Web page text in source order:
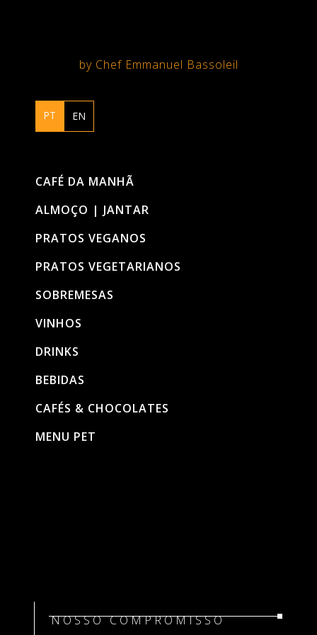
by Chef Emmanuel Bassoleil
PT EN
CAFÉ DA MANHÃ
ALMOÇO | JANTAR
PRATOS VEGANOS
PRATOS VEGETARIANOS
SOBREMESAS
VINHOS
DRINKS
BEBIDAS
CAFÉS & CHOCOLATES
MENU PET
NOSSO COMPROMISSO